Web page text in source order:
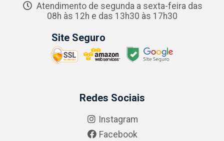
Atendimento de segunda a sexta-feira das
08h às 12h e das 13h30 às 17h30
Site Seguro
Redes Sociais
Instagram
Facebook